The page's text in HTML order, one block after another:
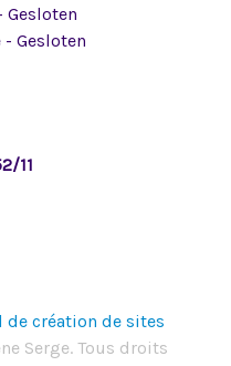
Gesloten
Gesloten
11
de création de sites
Serge. Tous droits